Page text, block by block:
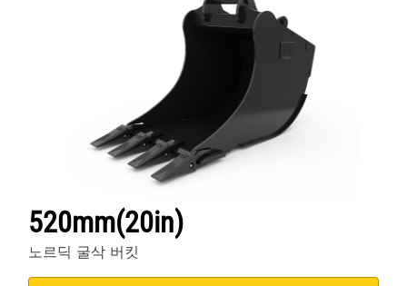
520mm(20in)
노르딕 굴삭 버킷